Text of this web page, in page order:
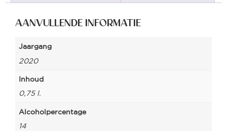
AANVULLENDE INFORMATIE
Jaargang
2020
Inhoud
0,75 l.
Alcoholpercentage
14